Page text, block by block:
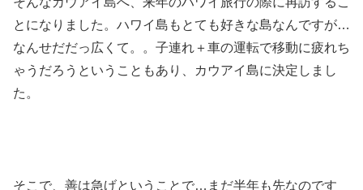
とになりました。ハワイ島もとても好きな島なんですが…
なんせだだっ広くて。。子連れ＋車の運転で移動に疲れち
ゃうだろうということもあり、カウアイ島に決定しまし
た。
そこで、善は急げということで…まだ半年も先なのです